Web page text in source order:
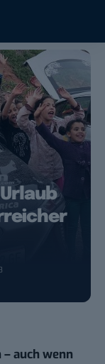
auch wenn